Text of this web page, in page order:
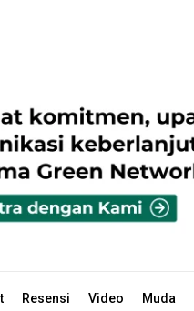
Resensi Video Muda